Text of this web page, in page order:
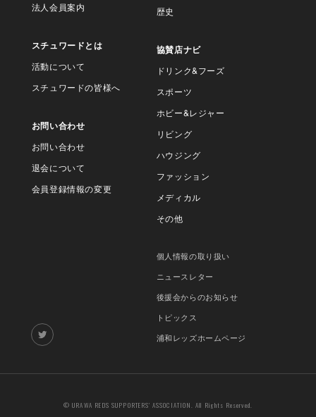
法人会員案内
スチュワードとは
活動について
スチュワードの皆様へ
お問い合わせ
お問い合わせ
退会について
会員登録情報の変更
歴史
協賛店ナビ
ドリンク&フーズ
スポーツ
ホビー&レジャー
リビング
ハウジング
ファッション
メディカル
その他
個人情報の取り扱い
ニュースレター
後援会からのお知らせ
トピックス
浦和レッズホームページ
© URAWA REDS SUPPORTERS' ASSOCIATION. All Rights Reserved.